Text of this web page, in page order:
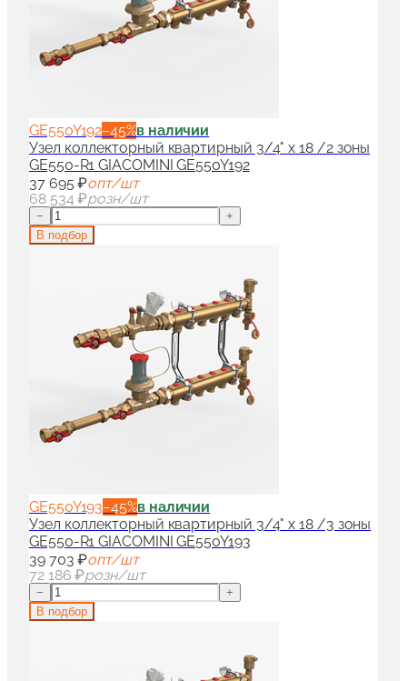
GE550Y192−45%в наличии
Узел коллекторный квартирный 3/4" x 18 /2 зоны
GE550-R1 GIACOMINI GE550Y192
37 695 ₽опт/шт
68 534 ₽розн/шт
−
+
В подбор
GE550Y193−45%в наличии
Узел коллекторный квартирный 3/4" x 18 /3 зоны
GE550-R1 GIACOMINI GE550Y193
39 703 ₽опт/шт
72 186 ₽розн/шт
−
+
В подбор